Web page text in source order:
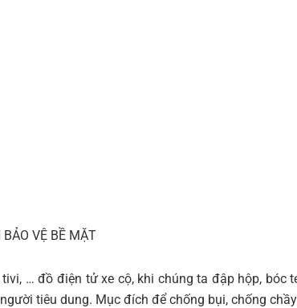
BẢO VỆ BỀ MẶT
… đồ điện tử xe cộ, khi chúng ta đập hộp,
tiêu dung. Mục đích để chống bụi, chống